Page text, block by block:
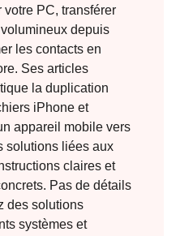
PC, transférer
depuis
les contacts en
Ses articles
la duplication
iPhone et
appareil mobile vers
solutions liées aux
claires et
Pas de détails
des solutions
systèmes et